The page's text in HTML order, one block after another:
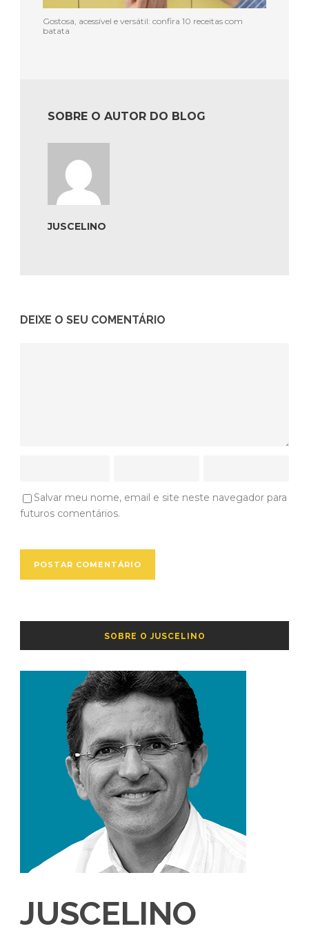
Gostosa, acessível e versátil: confira 10 receitas com
batata
SOBRE O AUTOR DO BLOG
JUSCELINO
DEIXE O SEU COMENTÁRIO
Salvar meu nome, email e site neste navegador para
futuros comentários.
SOBRE O JUSCELINO
JUSCELINO